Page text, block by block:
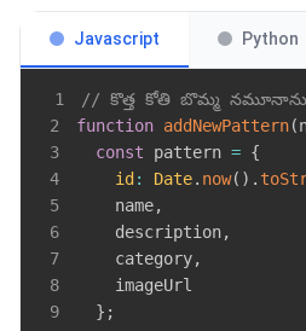
Javascript Python
1
// కొత్త కోతి బొమ్మ
2
function addNewPattern(
3
const pattern = {
4
id : Date. now( ) .
5
    name
,
6
    description
,
7
    category
,
8
9
} ;